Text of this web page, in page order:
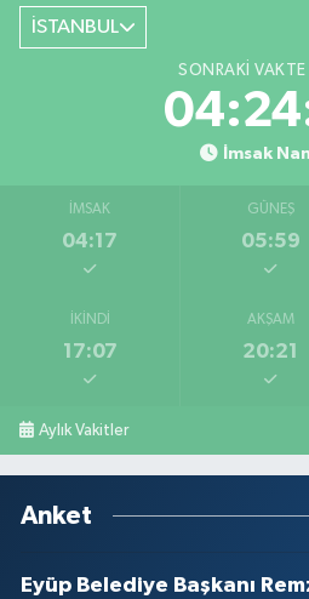
İSTANBUL
SONRAKI VAKTE
İmsak
İMSAK
04:17
GÜNEŞ
05:59
İKINDI
17:07
AKŞAM
20:21
Aylık Vakitler
Anket
Eyüp Belediye Başkanı